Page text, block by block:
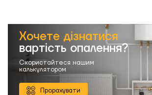
Хочете дізнатися
вартість опалення?
Скористайтеся нашим
калькулятором
Прорахувати